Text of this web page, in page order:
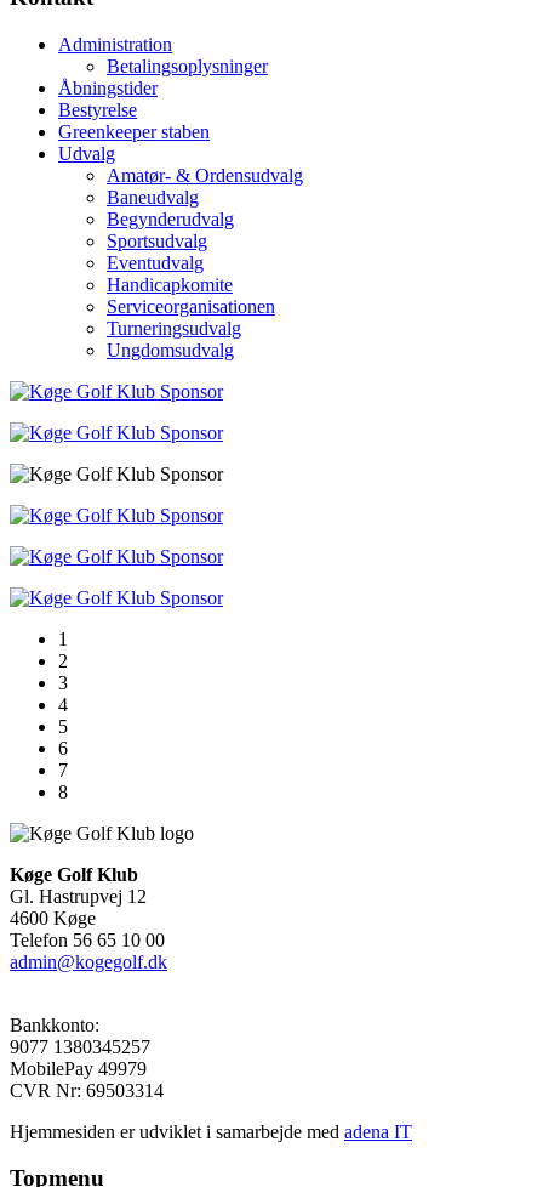
Administration
Betalingsoplysninger
Åbningstider
Bestyrelse
Greenkeeper staben
Udvalg
Amatør- & Ordensudvalg
Baneudvalg
Begynderudvalg
Sportsudvalg
Eventudvalg
Handicapkomite
Serviceorganisationen
Turneringsudvalg
Ungdomsudvalg
1
2
3
4
5
6
7
8
Køge Golf Klub
Gl. Hastrupvej 12
4600 Køge
Telefon 56 65 10 00
admin@kogegolf.dk
Bankkonto:
9077 1380345257
MobilePay 49979
CVR Nr: 69503314
Hjemmesiden er udviklet i samarbejde med adena IT
Topmenu